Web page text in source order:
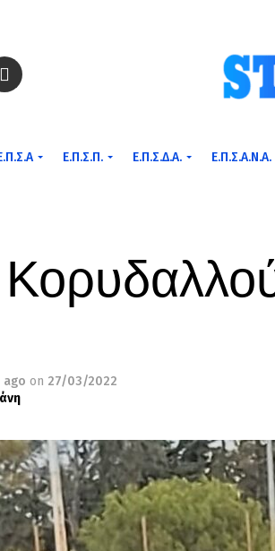
Ε.Π.Σ.Π. Ε.Π.Σ.Δ.Α. Ε.Π.Σ.Α.Ν.Α.
ago on 27/03/2022